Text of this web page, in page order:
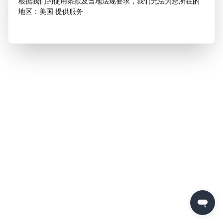
地区：美国 提供服务